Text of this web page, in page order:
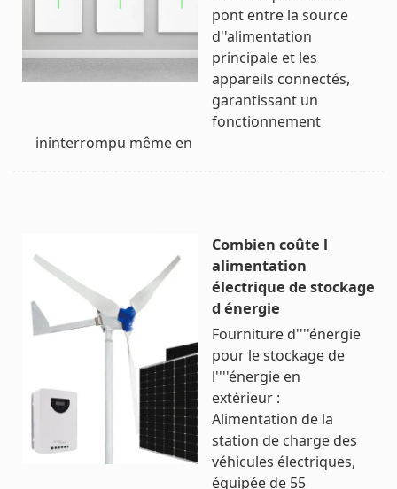
pont entre la source
d''alimentation
principale et les
appareils connectés,
garantissant un
fonctionnement
ininterrompu même en
Combien coûte l
alimentation
électrique de stockage
d énergie
Fourniture d''''énergie
pour le stockage de
l''''énergie en
extérieur :
Alimentation de la
station de charge des
véhicules électriques,
équipée de 55